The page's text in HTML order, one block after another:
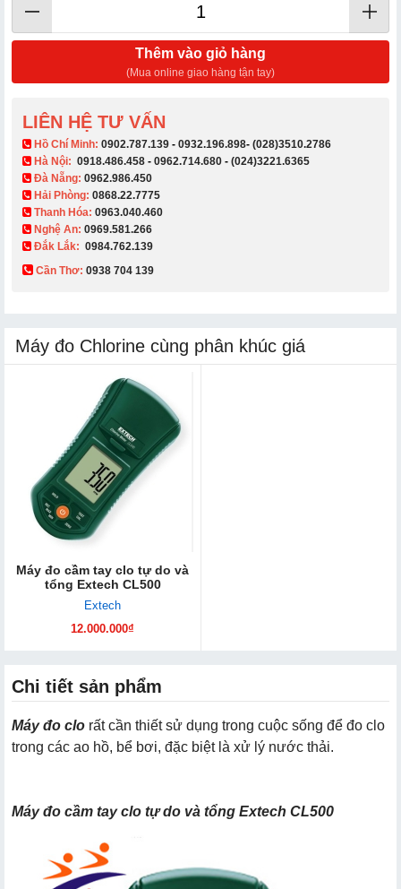
Thêm vào giỏ hàng
(Mua online giao hàng tận tay)
LIÊN HỆ TƯ VẤN
​ Hồ Chí Minh: 0902.787.139 - 0932.196.898- (028)3510.2786
Hà Nội: 0918.486.458 - 0962.714.680 - (024)3221.6365
Đà Nẵng: 0962.986.450
Hải Phòng: 0868.22.7775
Thanh Hóa: 0963.040.460
Nghệ An: 0969.581.266
Đắk Lắk: 0984.762.139
Cần Thơ: 0938 704 139​
Máy đo Chlorine cùng phân khúc giá
Máy đo cầm tay clo tự do và
tổng Extech CL500
Extech
12.000.000₫
Chi tiết sản phẩm
Máy đo clo rất cần thiết sử dụng trong cuộc sống để đo clo
trong các ao hồ, bể bơi, đặc biệt là xử lý nước thải.
Máy đo cầm tay clo tự do và tổng Extech CL500